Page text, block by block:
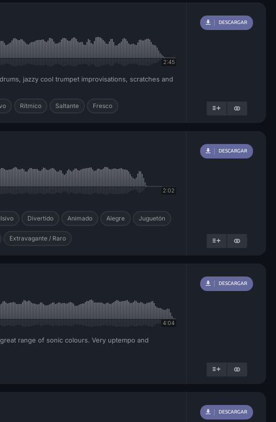
2:45
jazzy cool trumpet improvisations, scratches and
Rítmico Saltante Fresco
DESCARGAR
2:02
Divertido Animado Alegre Juguetón
Extravagante / Raro
DESCARGAR
4:04
range of sonic colours. Very uptempo and
DESCARGAR
DESCARGAR